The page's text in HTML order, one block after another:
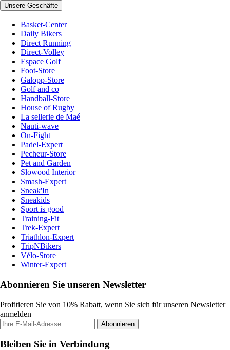
Unsere Geschäfte
Basket-Center
Daily Bikers
Direct Running
Direct-Volley
Espace Golf
Foot-Store
Galopp-Store
Golf and co
Handball-Store
House of Rugby
La sellerie de Maé
Nauti-wave
On-Fight
Padel-Expert
Pecheur-Store
Pet and Garden
Slowood Interior
Smash-Expert
Sneak'In
Sneakids
Sport is good
Training-Fit
Trek-Expert
Triathlon-Expert
TripNBikers
Vélo-Store
Winter-Expert
Abonnieren Sie unseren Newsletter
Profitieren Sie von 10% Rabatt, wenn Sie sich für unseren Newsletter
anmelden
Abonnieren
Bleiben Sie in Verbindung